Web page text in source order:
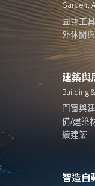
Garden,
園藝工
外休閒
建築與
Building
門窗與
備/建築
續建築
智造自